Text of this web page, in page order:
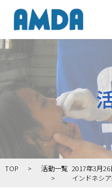
TOP 活動一覧 2017年3月
インドネシ